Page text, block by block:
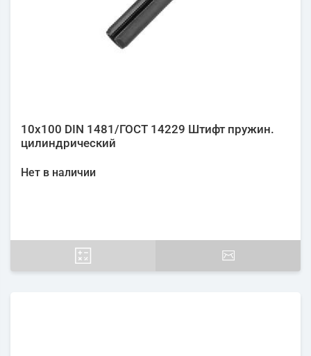
10х100 DIN 1481/ГОСТ 14229 Штифт пружин.
цилиндрический
Нет в наличии